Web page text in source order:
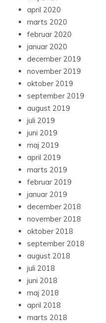
april 2020
marts 2020
februar 2020
januar 2020
december 2019
november 2019
oktober 2019
september 2019
august 2019
juli 2019
juni 2019
maj 2019
april 2019
marts 2019
februar 2019
januar 2019
december 2018
november 2018
oktober 2018
september 2018
august 2018
juli 2018
juni 2018
maj 2018
april 2018
marts 2018